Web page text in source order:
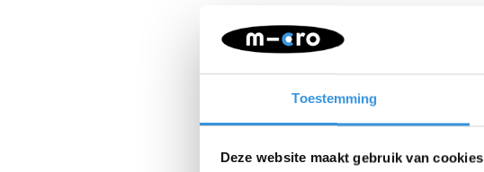
Toestemming
Deze website maakt gebruik van cookies